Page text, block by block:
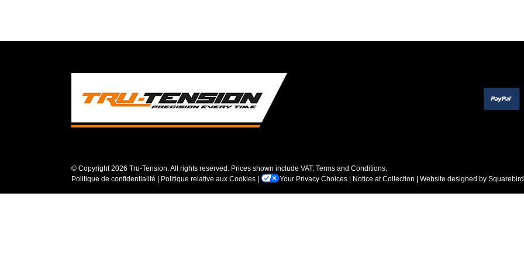
© Copyright2026 Tru-Tension. All rights reserved. Prices shown include VAT. Terms and Conditions.
Politique de confidentialité
Politique relative aux Cookies Your Privacy Choices Notice at Collection | Website designed by Squarebird